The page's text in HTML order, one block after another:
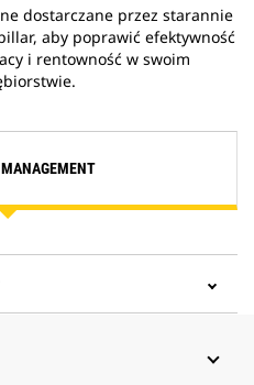
dostarczane przez starannie
aby poprawić efektywność
i rentowność w swoim